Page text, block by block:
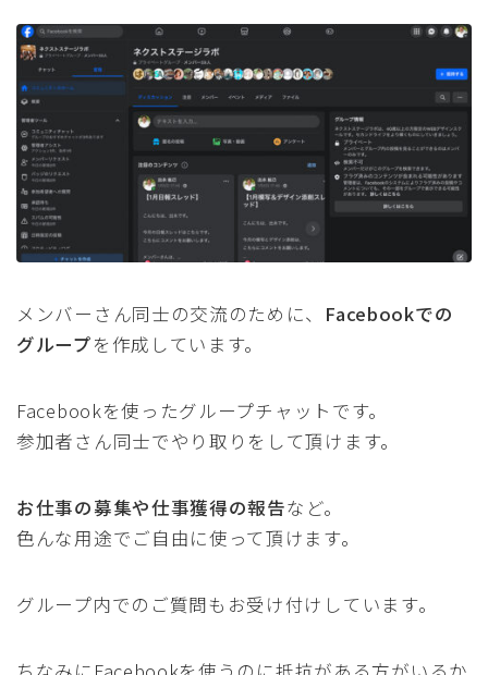
メンバーさん同士の交流のために、 Facebookでの
グループを作成しています。
Facebookを使ったグループチャットです。
参加者さん同士でやり取りをして頂けます。
お仕事の募集や仕事獲得の報告など。
色んな用途でご自由に使って頂けます。
グループ内でのご質問もお受け付けしています。